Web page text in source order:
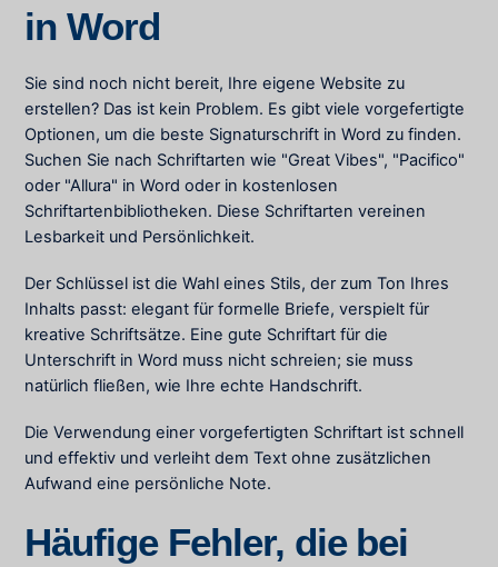
in Word
Sie sind noch nicht bereit, Ihre eigene Website zu
erstellen? Das ist kein Problem. Es gibt viele vorgefertigte
Optionen, um die beste Signaturschrift in Word zu finden.
Suchen Sie nach Schriftarten wie "Great Vibes", "Pacifico"
oder "Allura" in Word oder in kostenlosen
Schriftartenbibliotheken. Diese Schriftarten vereinen
Lesbarkeit und Persönlichkeit.
Der Schlüssel ist die Wahl eines Stils, der zum Ton Ihres
Inhalts passt: elegant für formelle Briefe, verspielt für
kreative Schriftsätze. Eine gute Schriftart für die
Unterschrift in Word muss nicht schreien; sie muss
natürlich fließen, wie Ihre echte Handschrift.
Die Verwendung einer vorgefertigten Schriftart ist schnell
und effektiv und verleiht dem Text ohne zusätzlichen
Aufwand eine persönliche Note.
Häufige Fehler, die bei